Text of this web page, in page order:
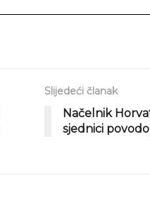
Slijedeći članak
Načelnik
sjednici